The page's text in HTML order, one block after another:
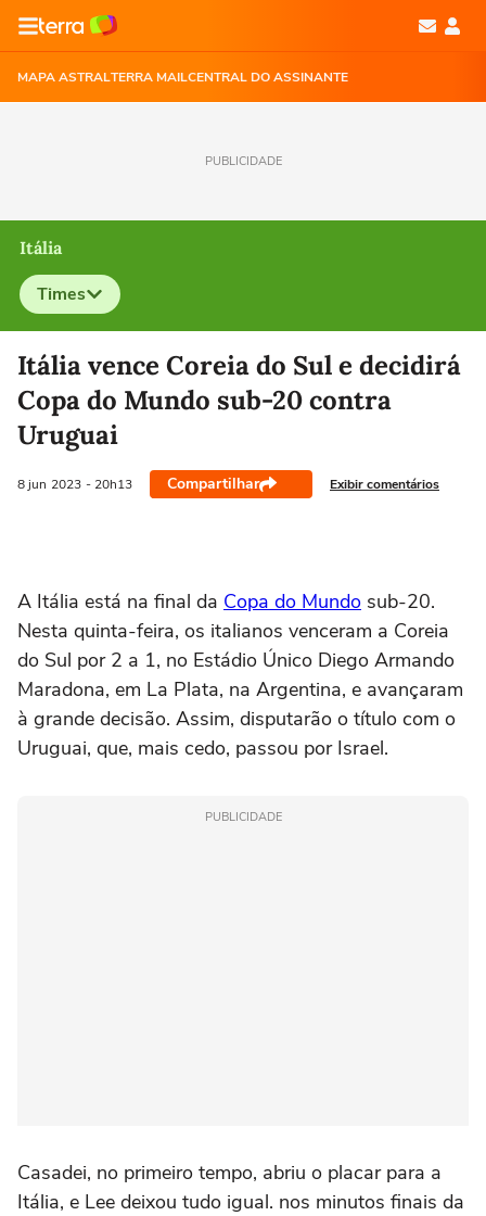
MAPA ASTRALTERRA MAILCENTRAL DO ASSINANTE
PUBLICIDADE
Itália
Times
Selecione o time para ver as notícias
Itália vence Coreia do Sul e decidirá
Copa do Mundo sub-20 contra
Uruguai
8 jun 2023 - 20h13 Compartilhar Exibir comentários
A Itália está na final da Copa do Mundo sub-20.
Nesta quinta-feira, os italianos venceram a Coreia
do Sul por 2 a 1, no Estádio Único Diego Armando
Maradona, em La Plata, na Argentina, e avançaram
à grande decisão. Assim, disputarão o título com o
Uruguai, que, mais cedo, passou por Israel.
PUBLICIDADE
Casadei, no primeiro tempo, abriu o placar para a
Itália, e Lee deixou tudo igual. nos minutos finais da